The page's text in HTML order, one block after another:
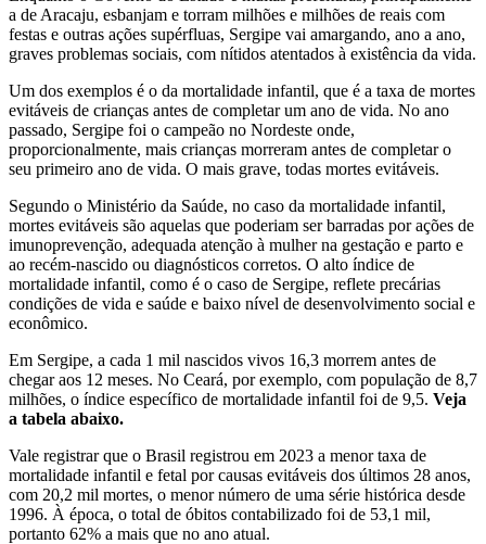
a de Aracaju, esbanjam e torram milhões e milhões de reais com
festas e outras ações supérfluas, Sergipe vai amargando, ano a ano,
graves problemas sociais, com nítidos atentados à existência da vida.
Um dos exemplos é o da mortalidade infantil, que é a taxa de mortes
evitáveis de crianças antes de completar um ano de vida. No ano
passado, Sergipe foi o campeão no Nordeste onde,
proporcionalmente, mais crianças morreram antes de completar o
seu primeiro ano de vida. O mais grave, todas mortes evitáveis.
Segundo o Ministério da Saúde, no caso da mortalidade infantil,
mortes evitáveis são aquelas que poderiam ser barradas por ações de
imunoprevenção, adequada atenção à mulher na gestação e parto e
ao recém-nascido ou diagnósticos corretos. O alto índice de
mortalidade infantil, como é o caso de Sergipe, reflete precárias
condições de vida e saúde e baixo nível de desenvolvimento social e
econômico.
Em Sergipe, a cada 1 mil nascidos vivos 16,3 morrem antes de
chegar aos 12 meses. No Ceará, por exemplo, com população de 8,7
milhões, o índice específico de mortalidade infantil foi de 9,5. Veja
a tabela abaixo.
Vale registrar que o Brasil registrou em 2023 a menor taxa de
mortalidade infantil e fetal por causas evitáveis dos últimos 28 anos,
com 20,2 mil mortes, o menor número de uma série histórica desde
1996. À época, o total de óbitos contabilizado foi de 53,1 mil,
portanto 62% a mais que no ano atual.